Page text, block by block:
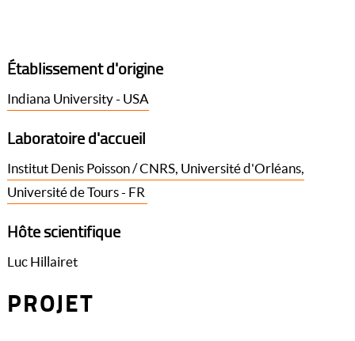
Établissement d'origine
Indiana University - USA
Laboratoire d'accueil
Institut Denis Poisson / CNRS, Université d'Orléans,
Université de Tours - FR
Hôte scientifique
Luc Hillairet
PROJET